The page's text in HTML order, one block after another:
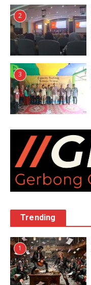
2
3
Trending
1